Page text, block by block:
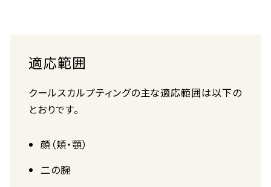
適応範囲
クールスカルプティングの主な適応範囲は以下の
とおりです。
顔（頬・顎）
二の腕